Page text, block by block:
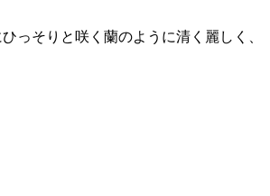
っそりと咲く蘭のように清く麗しく、